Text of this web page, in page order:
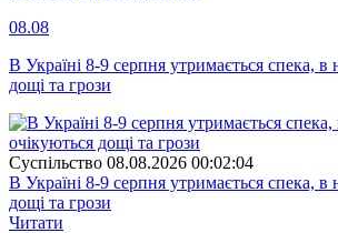
08.08
В Україні 8-9 серпня утримається спека, в
дощі та грози
Суспiльство 08.08.2026 00:02:04
В Україні 8-9 серпня утримається спека, в
дощі та грози
Читати